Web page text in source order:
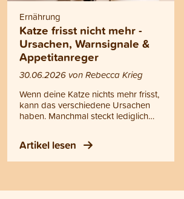
Ernährung
Katze frisst nicht mehr -
Ursachen, Warnsignale &
Appetitanreger
30.06.2026 von Rebecca Krieg
Wenn deine Katze nichts mehr frisst,
kann das verschiedene Ursachen
haben. Manchmal steckt lediglich
auch gesundheitliche Probleme die
Ursache sein. Doch wann helfen
solltest du zum Tierarzt gehen?
Artikel lesen